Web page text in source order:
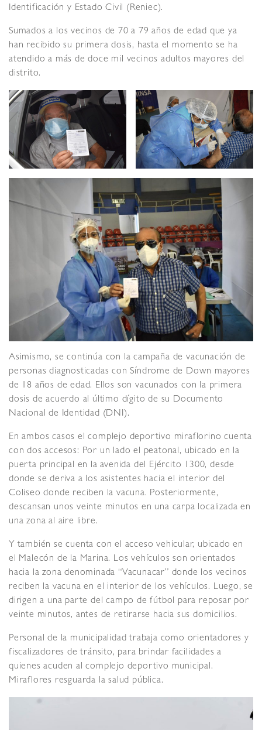
Identificación y Estado Civil (Reniec).
Sumados a los vecinos de 70 a 79 años de edad que ya
han recibido su primera dosis, hasta el momento se ha
atendido a más de doce mil vecinos adultos mayores del
distrito.
Asimismo, se continúa con la campaña de vacunación de
personas diagnosticadas con Síndrome de Down mayores
de 18 años de edad. Ellos son vacunados con la primera
dosis de acuerdo al último dígito de su Documento
Nacional de Identidad (DNI).
En ambos casos el complejo deportivo miraflorino cuenta
con dos accesos: Por un lado el peatonal, ubicado en la
puerta principal en la avenida del Ejército 1300, desde
donde se deriva a los asistentes hacia el interior del
Coliseo donde reciben la vacuna. Posteriormente,
descansan unos veinte minutos en una carpa localizada en
una zona al aire libre.
Y también se cuenta con el acceso vehicular, ubicado en
el Malecón de la Marina. Los vehículos son orientados
hacia la zona denominada “Vacunacar” donde los vecinos
reciben la vacuna en el interior de los vehículos. Luego, se
dirigen a una parte del campo de fútbol para reposar por
veinte minutos, antes de retirarse hacia sus domicilios.
Personal de la municipalidad trabaja como orientadores y
fiscalizadores de tránsito, para brindar facilidades a
quienes acuden al complejo deportivo municipal.
Miraflores resguarda la salud pública.